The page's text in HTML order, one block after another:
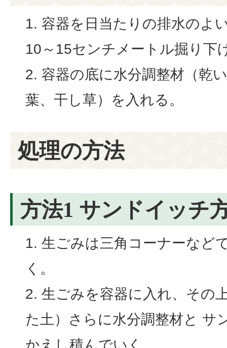
容器を日当たりの排水のよ
10～15センチメートル掘り下
容器の底に水分調整材（乾
葉、干し草）を入れる。
処理の方法
方法1 サンドイッチ
生ごみは三角コーナーなど
く。
生ごみを容器に入れ、その
た土）さらに水分調整材と サ
かえし積んでいく。